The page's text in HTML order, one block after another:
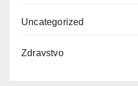
Uncategorized
Zdravstvo